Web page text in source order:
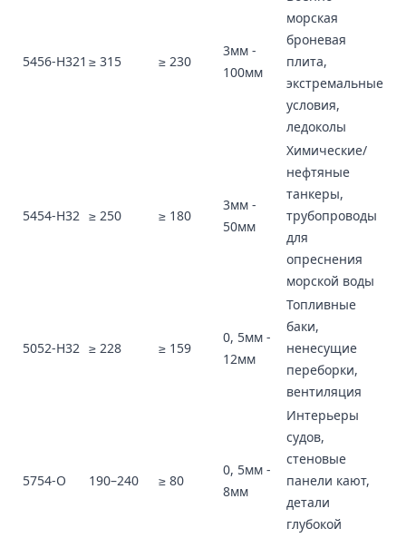
5456-H321 ≥ 315 ≥ 230
3мм -
100мм
морская
броневая
плита,
экстремальные
условия,
ледоколы
5454-H32 ≥ 250 ≥ 180
3мм -
50мм
Химические/
нефтяные
танкеры,
трубопроводы
для
опреснения
морской воды
5052-H32 ≥ 228 ≥ 159
0, 5мм -
12мм
Топливные
баки,
ненесущие
переборки,
вентиляция
5754-O 190–240 ≥ 80
0, 5мм -
8мм
Интерьеры
судов,
стеновые
панели кают,
детали
глубокой